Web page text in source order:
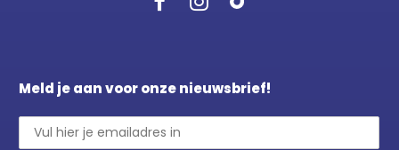
Meld je aan voor onze nieuwsbrief!